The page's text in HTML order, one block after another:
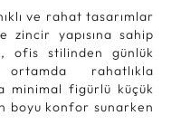
ve rahat tasarımlar
zincir yapısına sahip
ofis stilinden günlük
rahatlıkla
minimal figürlü küçük
boyu konfor sunarken